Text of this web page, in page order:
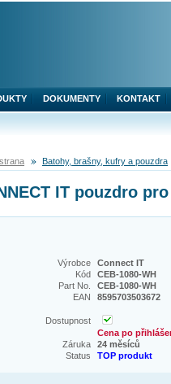
Batohy, brašny, kufry a pouzdra
IT pouzdro
Výrobce
Connect IT
Kód
CEB-1080-WH
Part No.
CEB-1080-WH
EAN
8595703503672
Dostupnost
Cena po
Záruka
24 měsíců
Status
TOP produkt
DOKUMENTY KONTAKT